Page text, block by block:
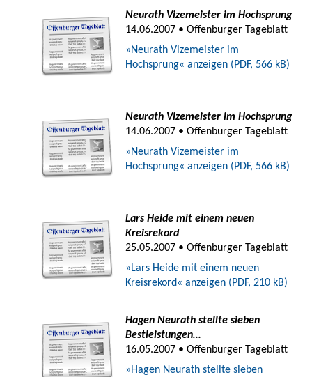
Neurath Vizemeister im Hochsprung
14.06.2007 • Offenburger Tageblatt
»Neurath Vizemeister im
Hochsprung« anzeigen (PDF, 566 kB)
Neurath Vizemeister im Hochsprung
14.06.2007 • Offenburger Tageblatt
»Neurath Vizemeister im
Hochsprung« anzeigen (PDF, 566 kB)
Lars Heide mit einem neuen
Kreisrekord
25.05.2007 • Offenburger Tageblatt
»Lars Heide mit einem neuen
Kreisrekord« anzeigen (PDF, 210 kB)
Hagen Neurath stellte sieben
Bestleistungen…
16.05.2007 • Offenburger Tageblatt
»Hagen Neurath stellte sieben